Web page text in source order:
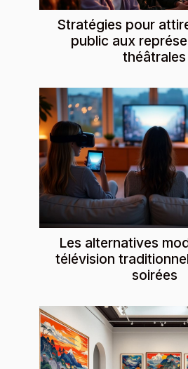
Stratégies pour
public aux
théâtrales
Les alternatives
télévision
soirées